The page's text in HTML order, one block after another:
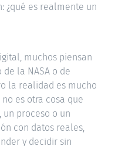
¿qué es realmente un
muchos piensan
la NASA o de
la realidad es mucho
es otra cosa que
proceso o un
con datos reales,
y decidir sin